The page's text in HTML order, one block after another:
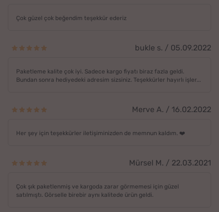
Çok güzel çok beğendim teşekkür ederiz
bukle s. / 05.09.2022
Paketleme kalite çok iyi. Sadece kargo fiyatı biraz fazla geldi.
Bundan sonra hediyedeki adresim sizsiniz. Teşekkürler hayırlı işler...
Merve A. / 16.02.2022
Her şey için teşekkürler iletişiminizden de memnun kaldım. ❤️
Mürsel M. / 22.03.2021
Çok şık paketlenmiş ve kargoda zarar görmemesi için güzel
satılmıştı. Görselle birebir aynı kalitede ürün geldi.